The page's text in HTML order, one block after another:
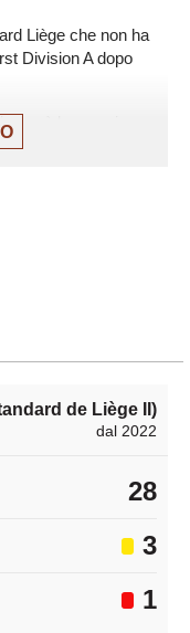
Liège che non ha
Division A dopo
sarà la prossima
in Division 1
de Liège II)
dal 2022
28
3
1